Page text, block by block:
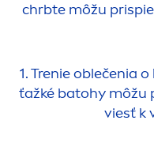
chrbte môžu
1. Trenie oblečenia
ťažké batohy môžu
viesť k